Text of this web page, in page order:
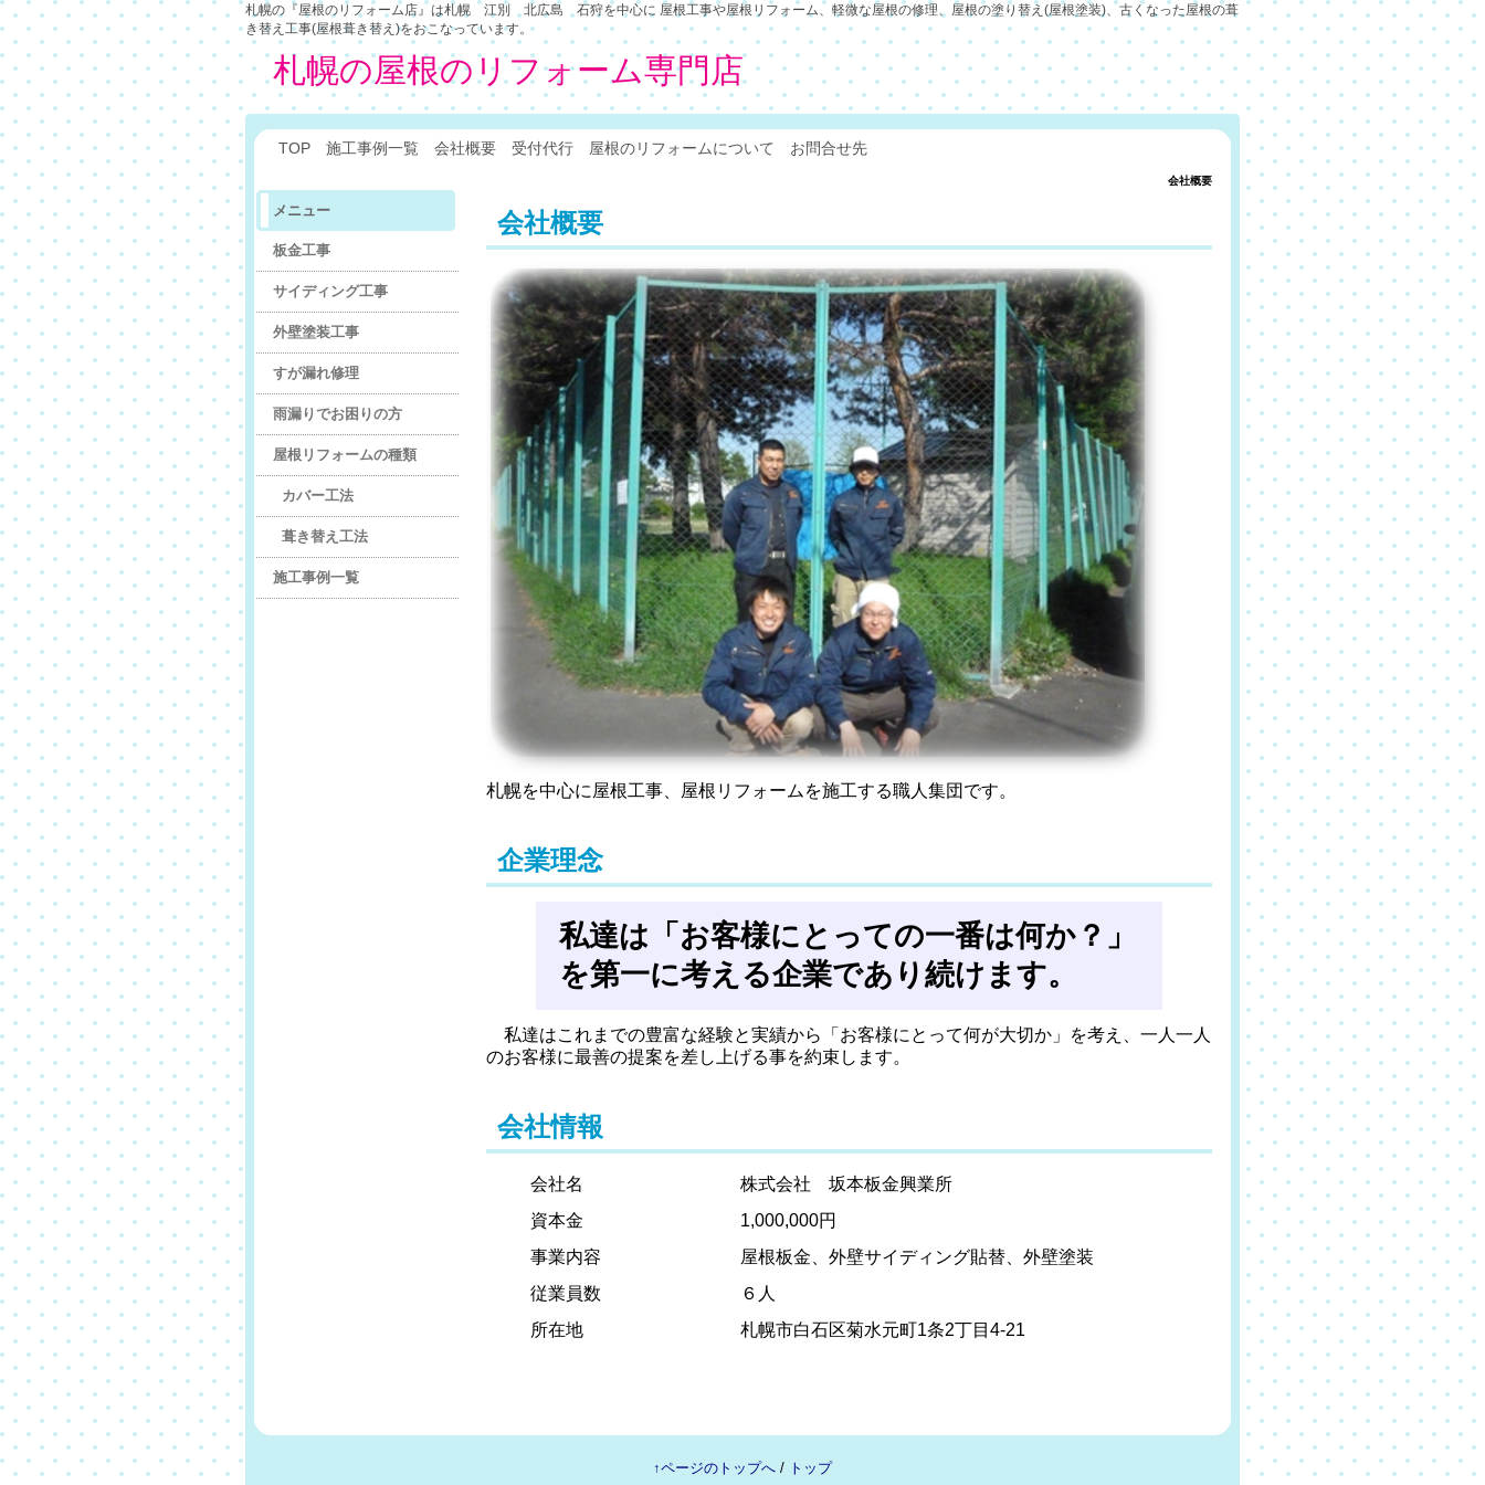
札幌の『屋根のリフォーム店』は札幌 江別 北広島 石狩を中心に 屋根工事や屋根リフォーム、軽微な屋根の修理、屋根の塗り替え(屋根塗装)、古くなった屋根の葺
き替え工事(屋根葺き替え)をおこなっています。
札幌の屋根のリフォーム専門店
TOP 施工事例一覧 会社概要 受付代行 屋根のリフォームについて お問合せ先
会社概要
会社概要
札幌を中心に屋根工事、屋根リフォームを施工する職人集団です。
企業理念
私達は「お客様にとっての一番は何か？」
を第一に考える企業であり続けます。
私達はこれまでの豊富な経験と実績から「お客様にとって何が大切か」を考え、一人一人
のお客様に最善の提案を差し上げる事を約束します。
会社情報
会社名
資本金
事業内容
従業員数
所在地
株式会社 坂本板金興業所
1,000,000円
屋根板金、外壁サイディング貼替、外壁塗装
６人
札幌市白石区菊水元町1条2丁目4-21
メニュー
板金工事
サイディング工事
外壁塗装工事
すが漏れ修理
雨漏りでお困りの方
屋根リフォームの種類
カバー工法
葺き替え工法
施工事例一覧
↑ページのトップへ / トップ